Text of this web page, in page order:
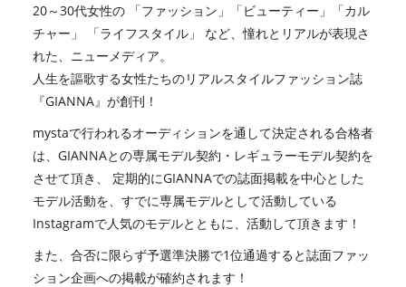
20～30代⼥性の 「ファッション」「ビューティー」「カル
チャー」 「ライフスタイル」 など、憧れとリアルが表現さ
れた、ニューメディア。
人生を謳歌する女性たちのリアルスタイルファッション誌
『GIANNA』が創刊！
mystaで行われるオーディションを通して決定される合格者
は、GIANNAとの専属モデル契約・レギュラーモデル契約を
させて頂き、 定期的にGIANNAでの誌面掲載を中心とした
モデル活動を、すでに専属モデルとして活動している
Instagramで⼈気のモデルとともに、活動して頂きます！
また、合否に限らず予選準決勝で1位通過すると誌面ファッ
ション企画への掲載が確約されます！